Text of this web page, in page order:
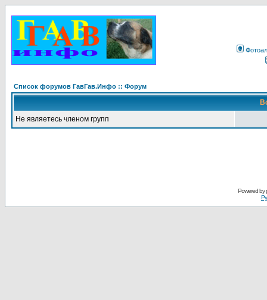
Список форумов ГавГав.Инфо :: Форум
Не являетесь членом групп
Powered by